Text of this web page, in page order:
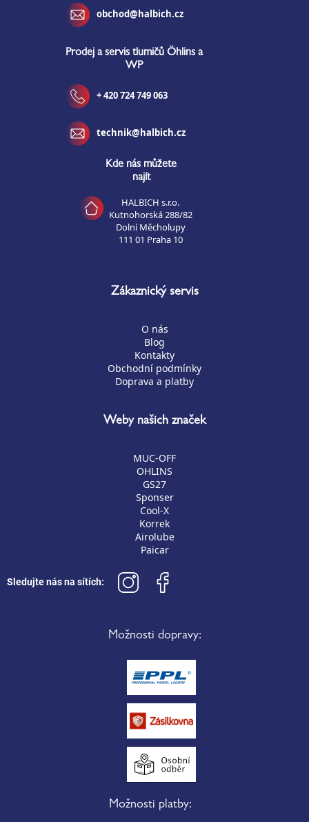
obchod@halbich.cz
Prodej a servis tlumičů Öhlins a
WP
+ 420 724 749 063
technik@halbich.cz
Kde nás můžete
najít
HALBICH s.r.o.
Kutnohorská 288/82
Dolní Měcholupy
111 01 Praha 10
Zákaznický servis
O nás
Blog
Kontakty
Obchodní podmínky
Doprava a platby
Weby našich značek
MUC-OFF
OHLINS
GS27
Sponser
Cool-X
Korrek
Airolube
Paicar
Sledujte nás na sítích:
Možnosti dopravy:
Možnosti platby: